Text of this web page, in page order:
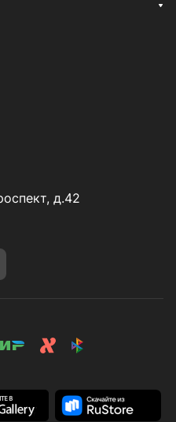
д.42